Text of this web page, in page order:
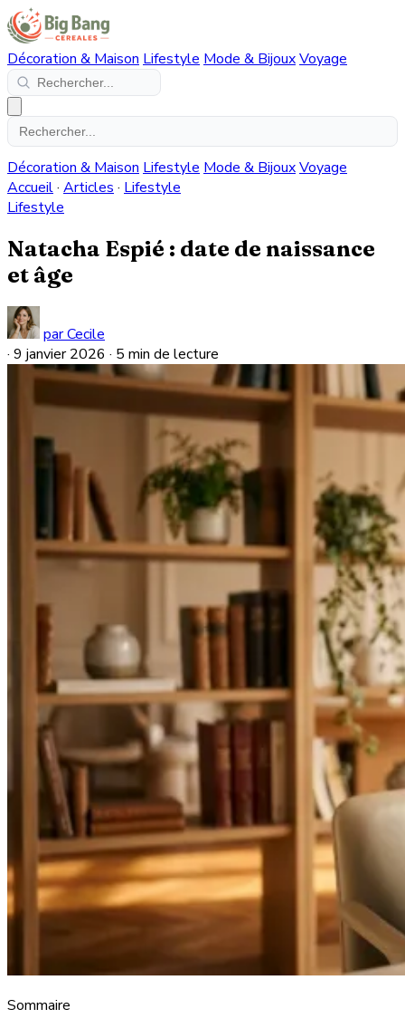
Décoration & Maison Lifestyle Mode & BijouxVoyage
Décoration & Maison Lifestyle Mode & BijouxVoyage
Accueil· Articles · Lifestyle
Lifestyle
Natacha Espié : date de naissance
et âge
par Cecile
· 9 janvier 2026 · 5 min de lecture
Sommaire